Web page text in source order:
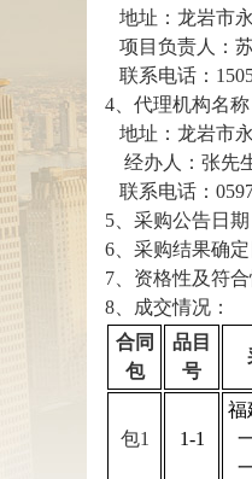
地址：龙岩市
项目负责人：
联系电话：
4、代理机构名称
地址：龙岩市
经办人：张先
联系电话：
5、采购公告日期
6、采购结果确定
7、资格性及符合
8、成交情况：
合同
包
品目
号
包1 1-1
福